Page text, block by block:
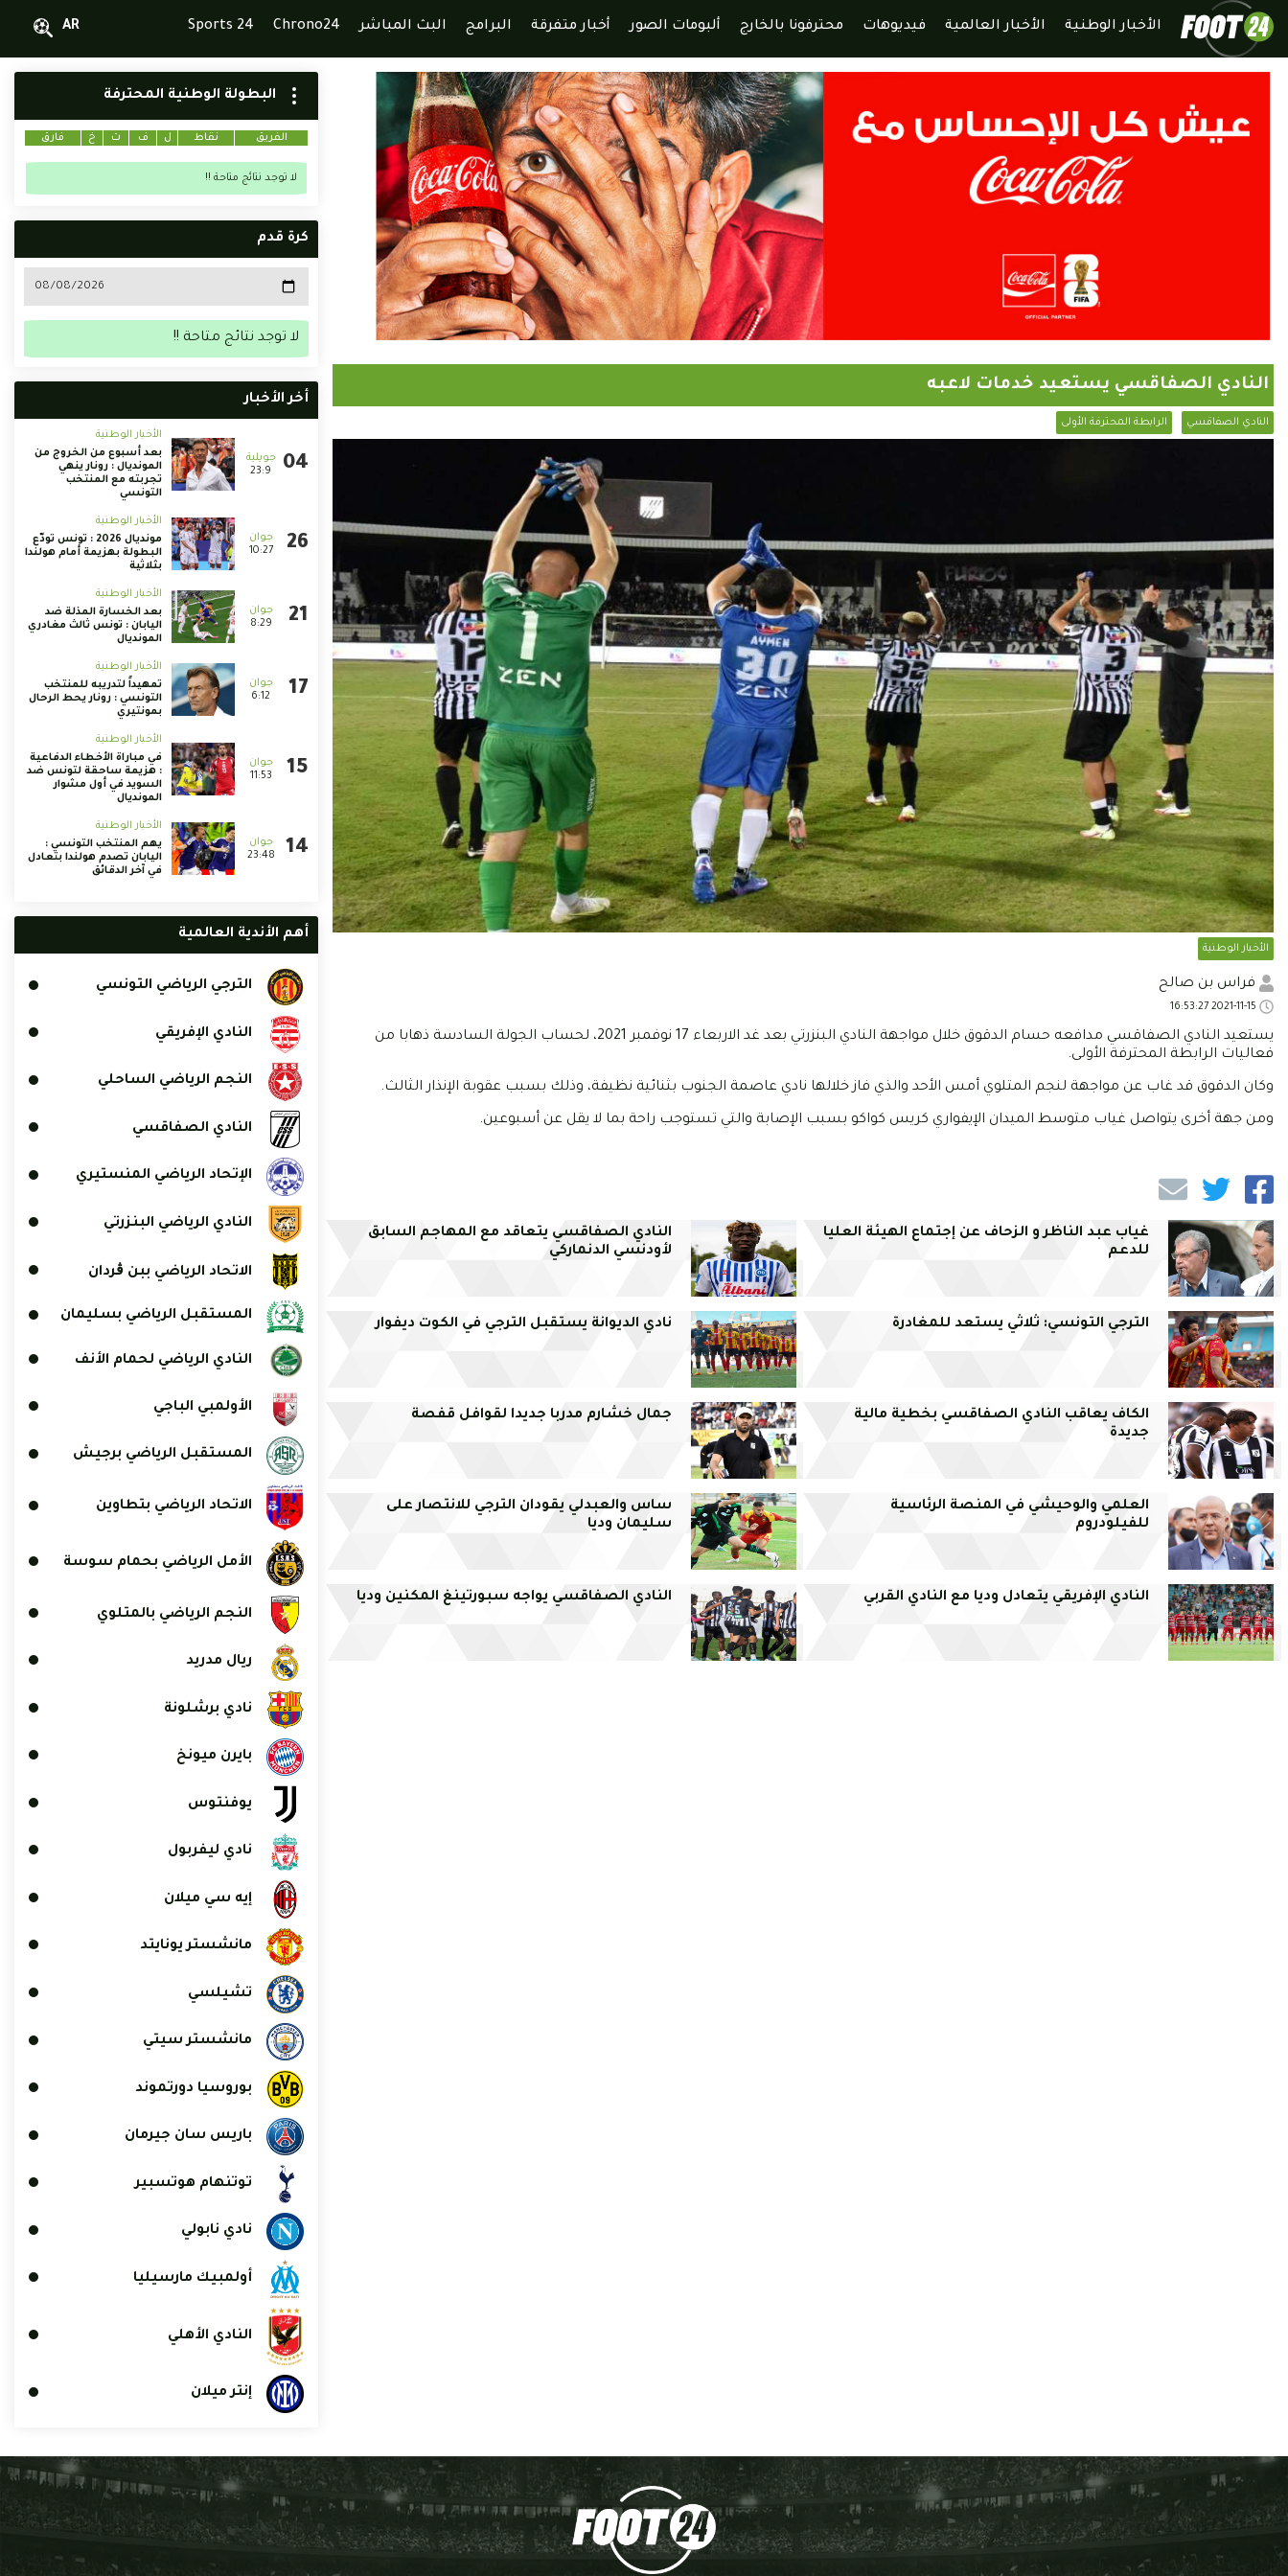
الأخبار الوطنية الأخبار العالمية فيديوهات محترفونا بالخارج ألبومات الصور أخبار متفرقة البرامج البث المباشر Chrono24
Sports 24
AR
النادي الصفاقسي يستعيد خدمات لاعبه
النادي الصفاقسي الرابطة المحترفة الأولى
الأخبار الوطنية
فراس بن صالح
يستعيد النادي الصفاقسي مدافعه حسام الدقوق خلال مواجهة النادي البنزرتي بعد غد الاربعاء 17 نوفمبر 2021، لحساب الجولة السادسة ذهابا من
فعاليات الرابطة المحترفة الأولى.
وكان الدقوق قد غاب عن مواجهة لنجم المتلوي أمس الأحد والذي فاز خلالها نادي عاصمة الجنوب بثنائية نظيفة، وذلك بسبب عقوبة الإنذار الثالث.
ومن جهة أخرى يتواصل غياب متوسط الميدان الإيفواري كريس كواكو بسبب الإصابة والتي تستوجب راحة بما لا يقل عن أسبوعين.
غياب عبد الناظر و الزحاف عن إجتماع الهيئة العليا
للدعم
النادي الصفاقسي يتعاقد مع المهاجم السابق
لأودنسي الدنماركي
الترجي التونسي: ثلاثي يستعد للمغادرة نادي الديوانة يستقبل الترجي في الكوت ديفوار
الكاف يعاقب النادي الصفاقسي بخطية مالية
جديدة
جمال خشارم مدربا جديدا لقوافل قفصة
العلمي والوحيشي في المنصة الرئاسية
للفيلودروم
ساس والعبدلي يقودان الترجي للانتصار على
سليمان وديا
النادي الإفريقي يتعادل وديا مع النادي القربي النادي الصفاقسي يواجه سبورتينغ المكنين وديا
البطولة الوطنية المحترفة
الفريق نقاط ل ف ت خ فارق
لا توجد نتائج متاحة !!
كرة قدم
لا توجد نتائج متاحة !!
أخر الأخبار
23:9
الأخبار الوطنية
بعد أسبوع من الخروج من
المونديال : رونار ينهي
تجربته مع المنتخب
التونسي
10:27
الأخبار الوطنية
مونديال 2026 : تونس تودّع
البطولة بهزيمة أمام هولندا
بثلاثية
8:29
الأخبار الوطنية
بعد الخسارة المذلة ضد
اليابان : تونس ثالث مغادري
المونديال
6:12
الأخبار الوطنية
تمهيداً لتدريبه للمنتخب
التونسي : رونار يحط الرحال
بمونتيري
11:53
الأخبار الوطنية
في مباراة الأخطاء الدفاعية
: هزيمة ساحقة لتونس ضد
السويد في أول مشوار
المونديال
23:48
الأخبار الوطنية
يهم المنتخب التونسي :
اليابان تصدم هولندا بتعادل
في آخر الدقائق
أهم الأندية العالمية
الترجي الرياضي التونسي
النادي الإفريقي
النجم الرياضي الساحلي
النادي الصفاقسي
الإتحاد الرياضي المنستيري
النادي الرياضي البنزرتي
الاتحاد الرياضي ببن ڨردان
المستقبل الرياضي بسليمان
النادي الرياضي لحمام الأنف
الأولمبي الباجي
المستقبل الرياضي برجيش
الاتحاد الرياضي بتطاوين
الأمل الرياضي بحمام سوسة
النجم الرياضي بالمتلوي
ريال مدريد
نادي برشلونة
بايرن ميونخ
يوفنتوس
نادي ليفربول
إيه سي ميلان
مانشستر يونايتد
تشيلسي
مانشستر سيتي
بوروسيا دورتموند
باريس سان جيرمان
توتنهام هوتسبير
نادي نابولي
أولمبيك مارسيليا
النادي الأهلي
إنتر ميلان